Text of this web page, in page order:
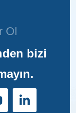
Ol
bizi